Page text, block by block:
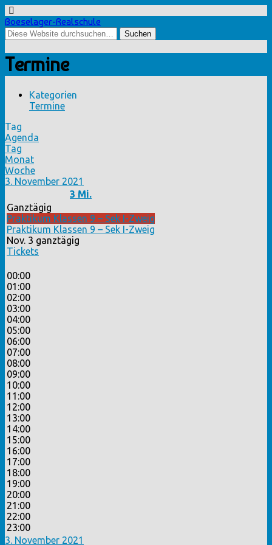
Boeselager-Realschule
Termine
Kategorien
Termine
Tag
Agenda
Tag
Monat
Woche
3. November 2021
3 Mi.
Ganztägig
Praktikum Klassen 9 – Sek I-Zweig
Praktikum Klassen 9 – Sek I-Zweig
Nov. 3 ganztägig
Tickets
00:00
01:00
02:00
03:00
04:00
05:00
06:00
07:00
08:00
09:00
10:00
11:00
12:00
13:00
14:00
15:00
16:00
17:00
18:00
19:00
20:00
21:00
22:00
23:00
3. November 2021